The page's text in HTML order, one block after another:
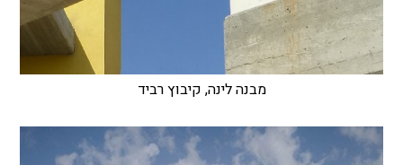
מבנה לינה, קיבוץ רביד